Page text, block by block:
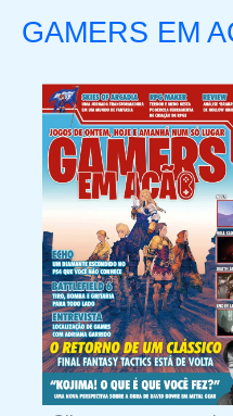
GAMERS EM